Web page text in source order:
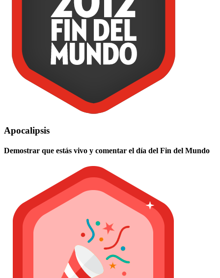
Apocalipsis
Demostrar que estás vivo y comentar el día del Fin del Mundo